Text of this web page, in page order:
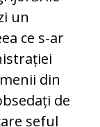
un
ce s-ar
din
de
șeful